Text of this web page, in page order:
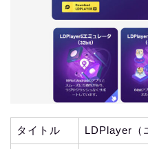
タイトル LDPlayer（